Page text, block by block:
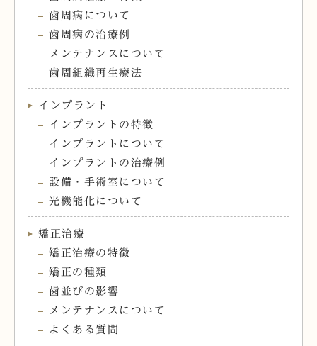
歯周病について
歯周病の治療例
メンテナンスについて
歯周組織再生療法
インプラント
インプラントの特徴
インプラントについて
インプラントの治療例
設備・手術室について
光機能化について
矯正治療
矯正治療の特徴
矯正の種類
歯並びの影響
メンテナンスについて
よくある質問